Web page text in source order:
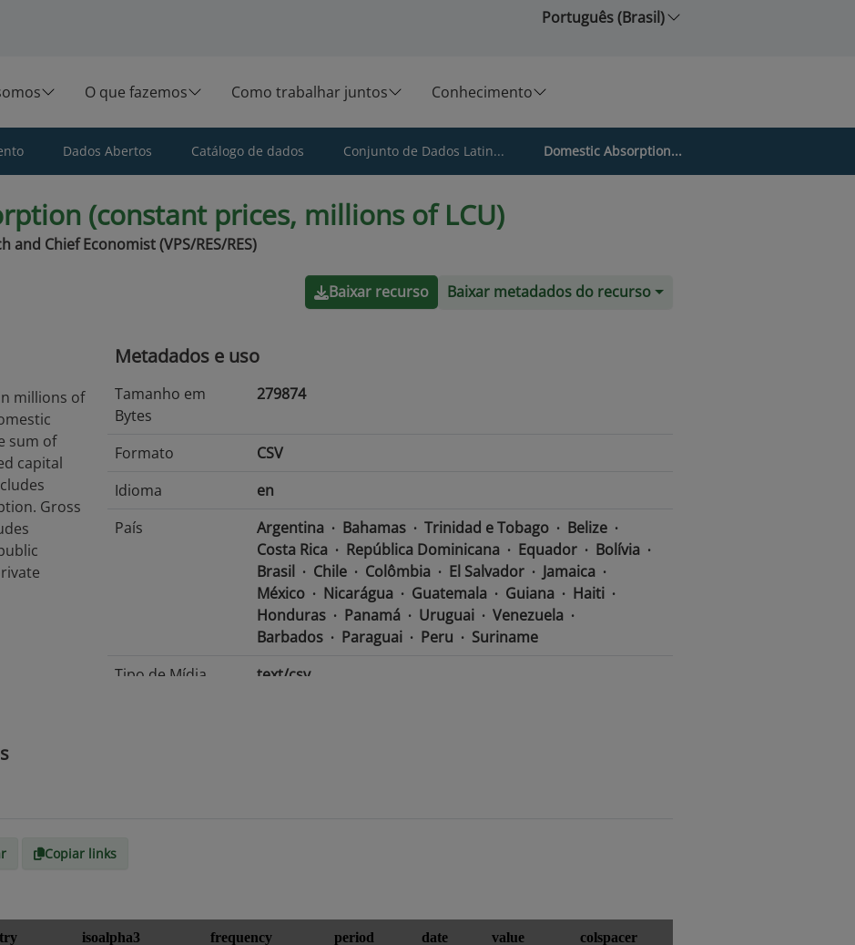
Português (Brasil)
O que fazemos Como trabalhar juntos Conhecimento
Dados Abertos Catálogo de dados Conjunto de Dados Latin... Domestic Absorption...
(constant prices, millions of LCU)
and Chief Economist (VPS/RES/RES)
Baixar recurso Baixar metadados do recurso
millions of
sum of
capital
Gross
Metadados e uso
Tamanho em
Bytes
279874
Formato
CSV
Idioma
en
País
Argentina Bahamas Trinidad e Tobago
Belize
Costa Rica
República Dominicana Equador
Bolívia
Brasil
Chile Colômbia El Salvador
Jamaica
México
Nicarágua Guatemala Guiana
Haiti
Honduras
Panamá Uruguai
Venezuela
Barbados
Paraguai Peru
Suriname
Tipo de Mídia
text/csv
Copiar links